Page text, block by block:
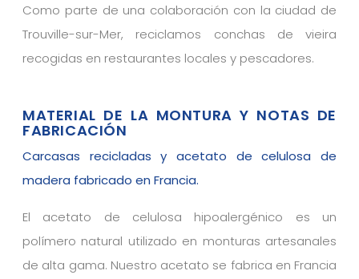
Como parte de una colaboración con la ciudad de
Trouville-sur-Mer, reciclamos conchas de vieira
recogidas en restaurantes locales y pescadores.
MATERIAL DE LA MONTURA Y NOTAS DE
FABRICACIÓN
Carcasas recicladas y acetato de celulosa de
madera fabricado en Francia.
El acetato de celulosa hipoalergénico es un
polímero natural utilizado en monturas artesanales
de alta gama. Nuestro acetato se fabrica en Francia